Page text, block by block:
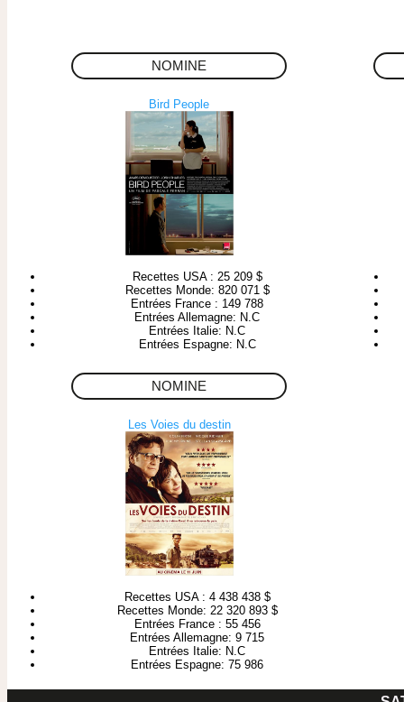
NOMINE
Bird People
Recettes USA : 25 209 $
Recettes Monde: 820 071 $
Entrées France : 149 788
Entrées Allemagne: N.C
Entrées Italie: N.C
Entrées Espagne: N.C
NOMINE
Les Voies du destin
Recettes USA : 4 438 438 $
Recettes Monde: 22 320 893 $
Entrées France : 55 456
Entrées Allemagne: 9 715
Entrées Italie: N.C
Entrées Espagne: 75 986